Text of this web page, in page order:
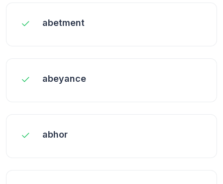
abetment
abeyance
abhor